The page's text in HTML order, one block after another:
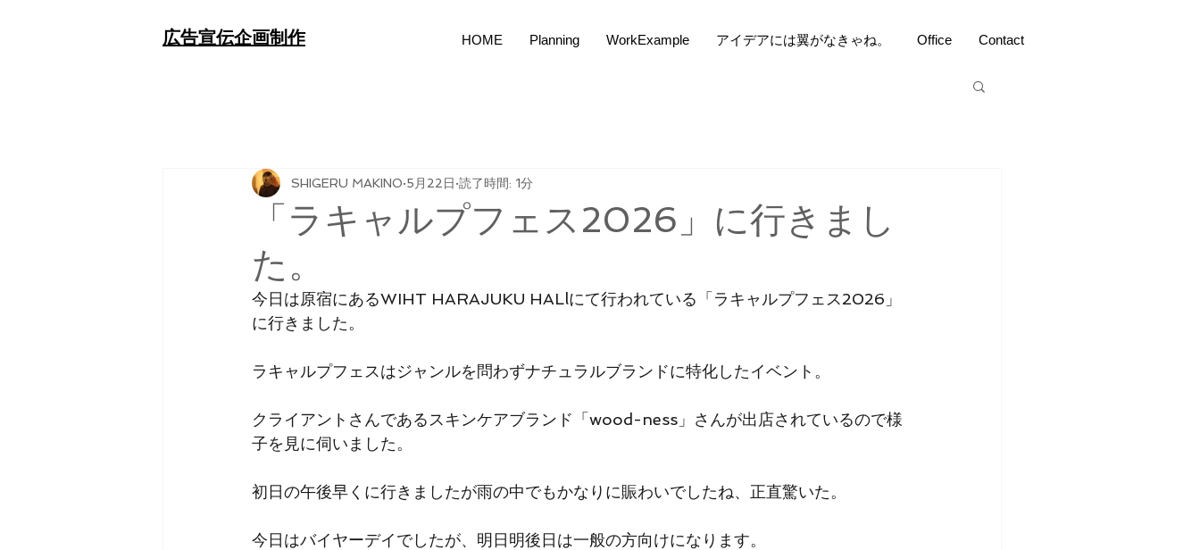
​広告宣伝企画制作 HOME Planning WorkExample アイデアには翼がなきゃね。 Office Contact
「ラキャルプフェス2026」に行きまし
た。
SHIGERU MAKINO 5月22日 読了時間: 1分
今日は原宿にあるWIHT HARAJUKU HALlにて行われている「ラキャルプフェス2026」
に行きました。
ラキャルプフェスはジャンルを問わずナチュラルブランドに特化したイベント。
クライアントさんであるスキンケアブランド「wood-ness」さんが出店されているので様
子を見に伺いました。
初日の午後早くに行きましたが雨の中でもかなりに賑わいでしたね、正直驚いた。
今日はバイヤーデイでしたが、明日明後日は一般の方向けになります。